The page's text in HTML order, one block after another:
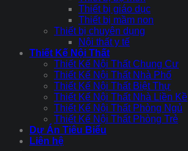
Thiết bị giáo dục
Thiết bị mầm non
Thiết bị chuyên dụng
Nội thất y tế
Thiết Kế Nội Thất
Thiết Kế Nội Thất Chung Cư
Thiết Kế Nội Thất Nhà Phố
Thiết Kế Nội Thất Biệt Thự
Thiết Kế Nội Thất Nhà Liền Kề
Thiết Kế Nội Thất Phòng Ngủ
Thiết Kế Nội Thất Phòng Trẻ
Dự Án Tiêu Biểu
Liên hệ